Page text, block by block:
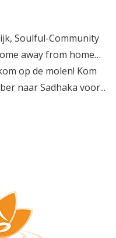
, Soulful-Community
away from home…
op de molen! Kom
naar Sadhaka voor...